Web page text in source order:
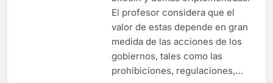
El profesor considera que el
valor de estas depende en gran
medida de las acciones de los
gobiernos, tales como las
prohibiciones, regulaciones,…